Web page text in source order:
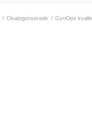
/ Okategoriserade / GynOps